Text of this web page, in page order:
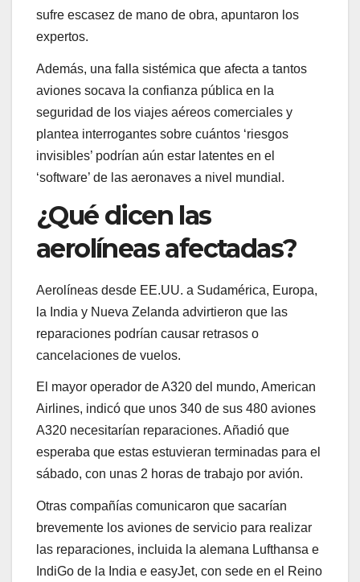
sufre escasez de mano de obra, apuntaron los
expertos.
Además, una falla sistémica que afecta a tantos
aviones socava la confianza pública en la
seguridad de los viajes aéreos comerciales y
plantea interrogantes sobre cuántos ‘riesgos
invisibles’ podrían aún estar latentes en el
‘software’ de las aeronaves a nivel mundial.
¿Qué dicen las
aerolíneas afectadas?
Aerolíneas desde EE.UU. a Sudamérica, Europa,
la India y Nueva Zelanda advirtieron que las
reparaciones podrían causar retrasos o
cancelaciones de vuelos.
El mayor operador de A320 del mundo, American
Airlines, indicó que unos 340 de sus 480 aviones
A320 necesitarían reparaciones. Añadió que
esperaba que estas estuvieran terminadas para el
sábado, con unas 2 horas de trabajo por avión.
Otras compañías comunicaron que sacarían
brevemente los aviones de servicio para realizar
las reparaciones, incluida la alemana Lufthansa e
IndiGo de la India e easyJet, con sede en el Reino